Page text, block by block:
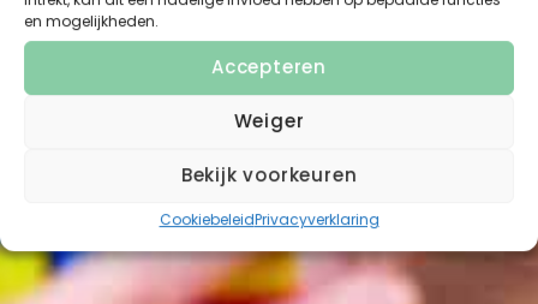
en mogelijkheden.
Accepteren
Weiger
Bekijk voorkeuren
CookiebeleidPrivacyverklaring